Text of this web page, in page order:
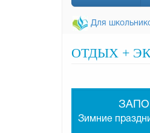
Для
ОТДЫХ +
Зимние